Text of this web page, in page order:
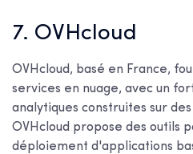
7. OVHcloud
OVHcloud, basé en France,
services en nuage, avec un
analytiques construites sur
OVHcloud propose des outils
déploiement d'applications